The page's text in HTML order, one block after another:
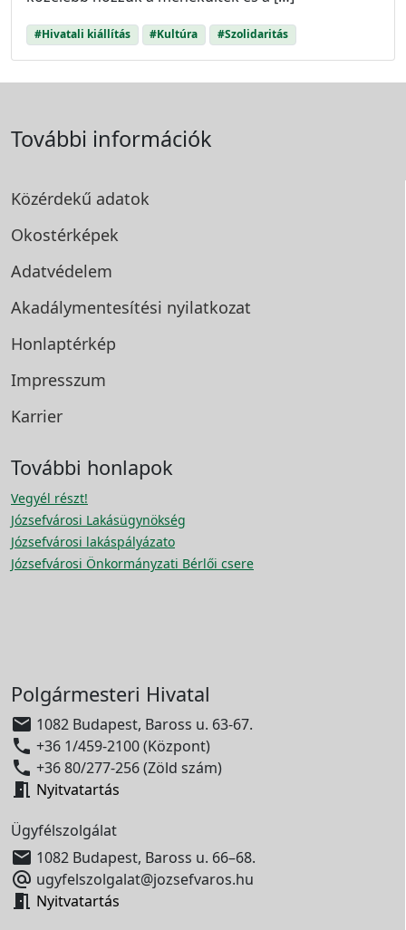
#Hivatali kiállítás #Kultúra #Szolidaritás
További információk
Közérdekű adatok
Okostérképek
Adatvédelem
Akadálymentesítési nyilatkozat
Honlaptérkép
Impresszum
Karrier
További honlapok
Vegyél részt!
Józsefvárosi Lakásügynökség
Józsefvárosi lakáspályázato
Józsefvárosi Önkormányzati Bérlői csere
Polgármesteri Hivatal
 1082 Budapest, Baross u. 63-67.
 +36 1/459-2100 (Központ)
 +36 80/277-256 (Zöld szám)
 Nyitvatartás
Ügyfélszolgálat
 1082 Budapest, Baross u. 66–68.
 ugyfelszolgalat@jozsefvaros.hu
 Nyitvatartás